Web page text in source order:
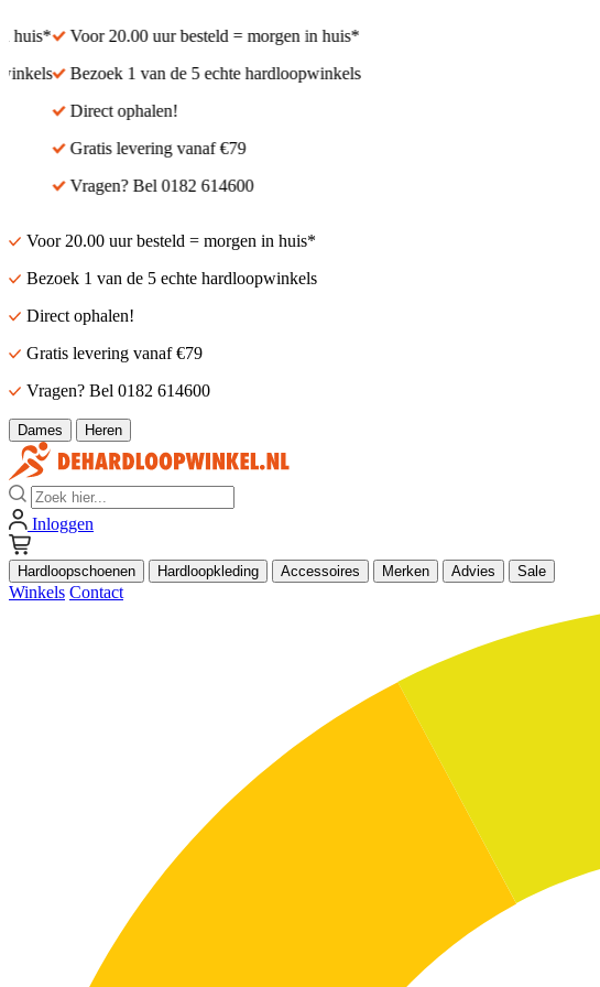
huis*
Voor 20.00 uur besteld = morgen in huis*
Bezoek 1 van de 5 echte hardloopwinkels
Direct ophalen!
Gratis levering vanaf €79
Vragen? Bel 0182 614600
Voor 20.00 uur besteld = morgen in huis*
Bezoek 1 van de 5 echte hardloopwinkels
Direct ophalen!
Gratis levering vanaf €79
Vragen? Bel 0182 614600
Dames Heren
Zoek
Inloggen
Hardloopschoenen Hardloopkleding Accessoires Merken Advies Sale
Winkels Contact